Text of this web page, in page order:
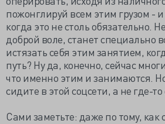
пожонглируй всем этим грузом - и
когда это не столь обязательно.
доброй воле, станет специально
истязать себя этим занятием,
путь? Ну да, конечно, сейчас
что именно этим и занимаются.
сидите в этой соцсети, а не где-то
Сами заметьте: даже по тому, как